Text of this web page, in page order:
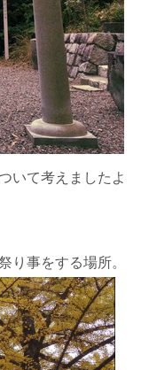
いて考えましたよ
り事をする場所。